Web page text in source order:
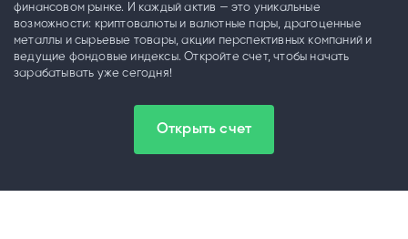
финансовом рынке. И каждый актив — это уникальные
возможности: криптовалюты и валютные пары, драгоценные
металлы и сырьевые товары, акции перспективных компаний и
ведущие фондовые индексы. Откройте счет, чтобы начать
зарабатывать уже сегодня!
Открыть счет